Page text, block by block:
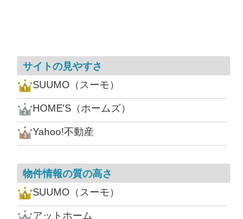
サイトの見やすさ
SUUMO（スーモ）
HOME'S（ホームズ）
Yahoo!不動産
物件情報の質の高さ
SUUMO（スーモ）
アットホーム